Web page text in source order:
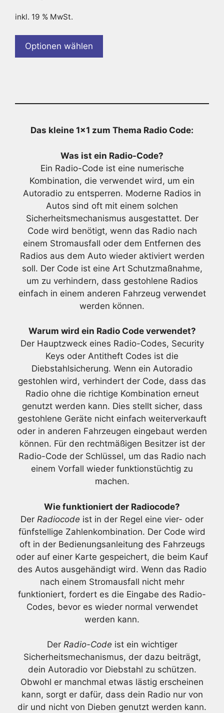
inkl. 19 % MwSt.
Optionen wählen
Das kleine 1×1 zum Thema Radio Code:
Was ist ein Radio-Code?
Ein Radio-Code ist eine numerische
Kombination, die verwendet wird, um ein
Autoradio zu entsperren. Moderne Radios in
Autos sind oft mit einem solchen
Sicherheitsmechanismus ausgestattet. Der
Code wird benötigt, wenn das Radio nach
einem Stromausfall oder dem Entfernen des
Radios aus dem Auto wieder aktiviert werden
soll. Der Code ist eine Art Schutzmaßnahme,
um zu verhindern, dass gestohlene Radios
einfach in einem anderen Fahrzeug verwendet
werden können.
Warum wird ein Radio Code verwendet?
Der Hauptzweck eines Radio-Codes, Security
Keys oder Antitheft Codes ist die
Diebstahlsicherung. Wenn ein Autoradio
gestohlen wird, verhindert der Code, dass das
Radio ohne die richtige Kombination erneut
genutzt werden kann. Dies stellt sicher, dass
gestohlene Geräte nicht einfach weiterverkauft
oder in anderen Fahrzeugen eingebaut werden
können. Für den rechtmäßigen Besitzer ist der
Radio-Code der Schlüssel, um das Radio nach
einem Vorfall wieder funktionstüchtig zu
machen.
Wie funktioniert der Radiocode?
Der Radiocode ist in der Regel eine vier- oder
fünfstellige Zahlenkombination. Der Code wird
oft in der Bedienungsanleitung des Fahrzeugs
oder auf einer Karte gespeichert, die beim Kauf
des Autos ausgehändigt wird. Wenn das Radio
nach einem Stromausfall nicht mehr
funktioniert, fordert es die Eingabe des Radio-
Codes, bevor es wieder normal verwendet
werden kann.
Der Radio-Code ist ein wichtiger
Sicherheitsmechanismus, der dazu beiträgt,
dein Autoradio vor Diebstahl zu schützen.
Obwohl er manchmal etwas lästig erscheinen
kann, sorgt er dafür, dass dein Radio nur von
dir und nicht von Dieben genutzt werden kann.